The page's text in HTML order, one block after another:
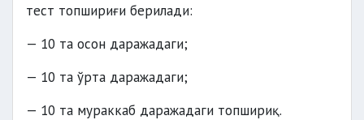
тест топшириғи берилади:
— 10 та осон даражадаги;
— 10 та ўрта даражадаги;
— 10 та мураккаб даражадаги топшириқ.